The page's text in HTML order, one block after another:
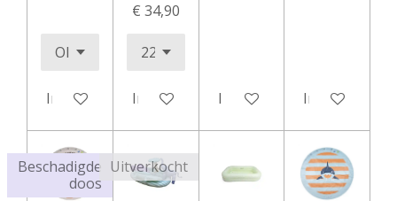
In winkelwagen
€ 34,90
In winkelwagenIn winkelwagenIn
Beschadigde
doos
Uitverkocht